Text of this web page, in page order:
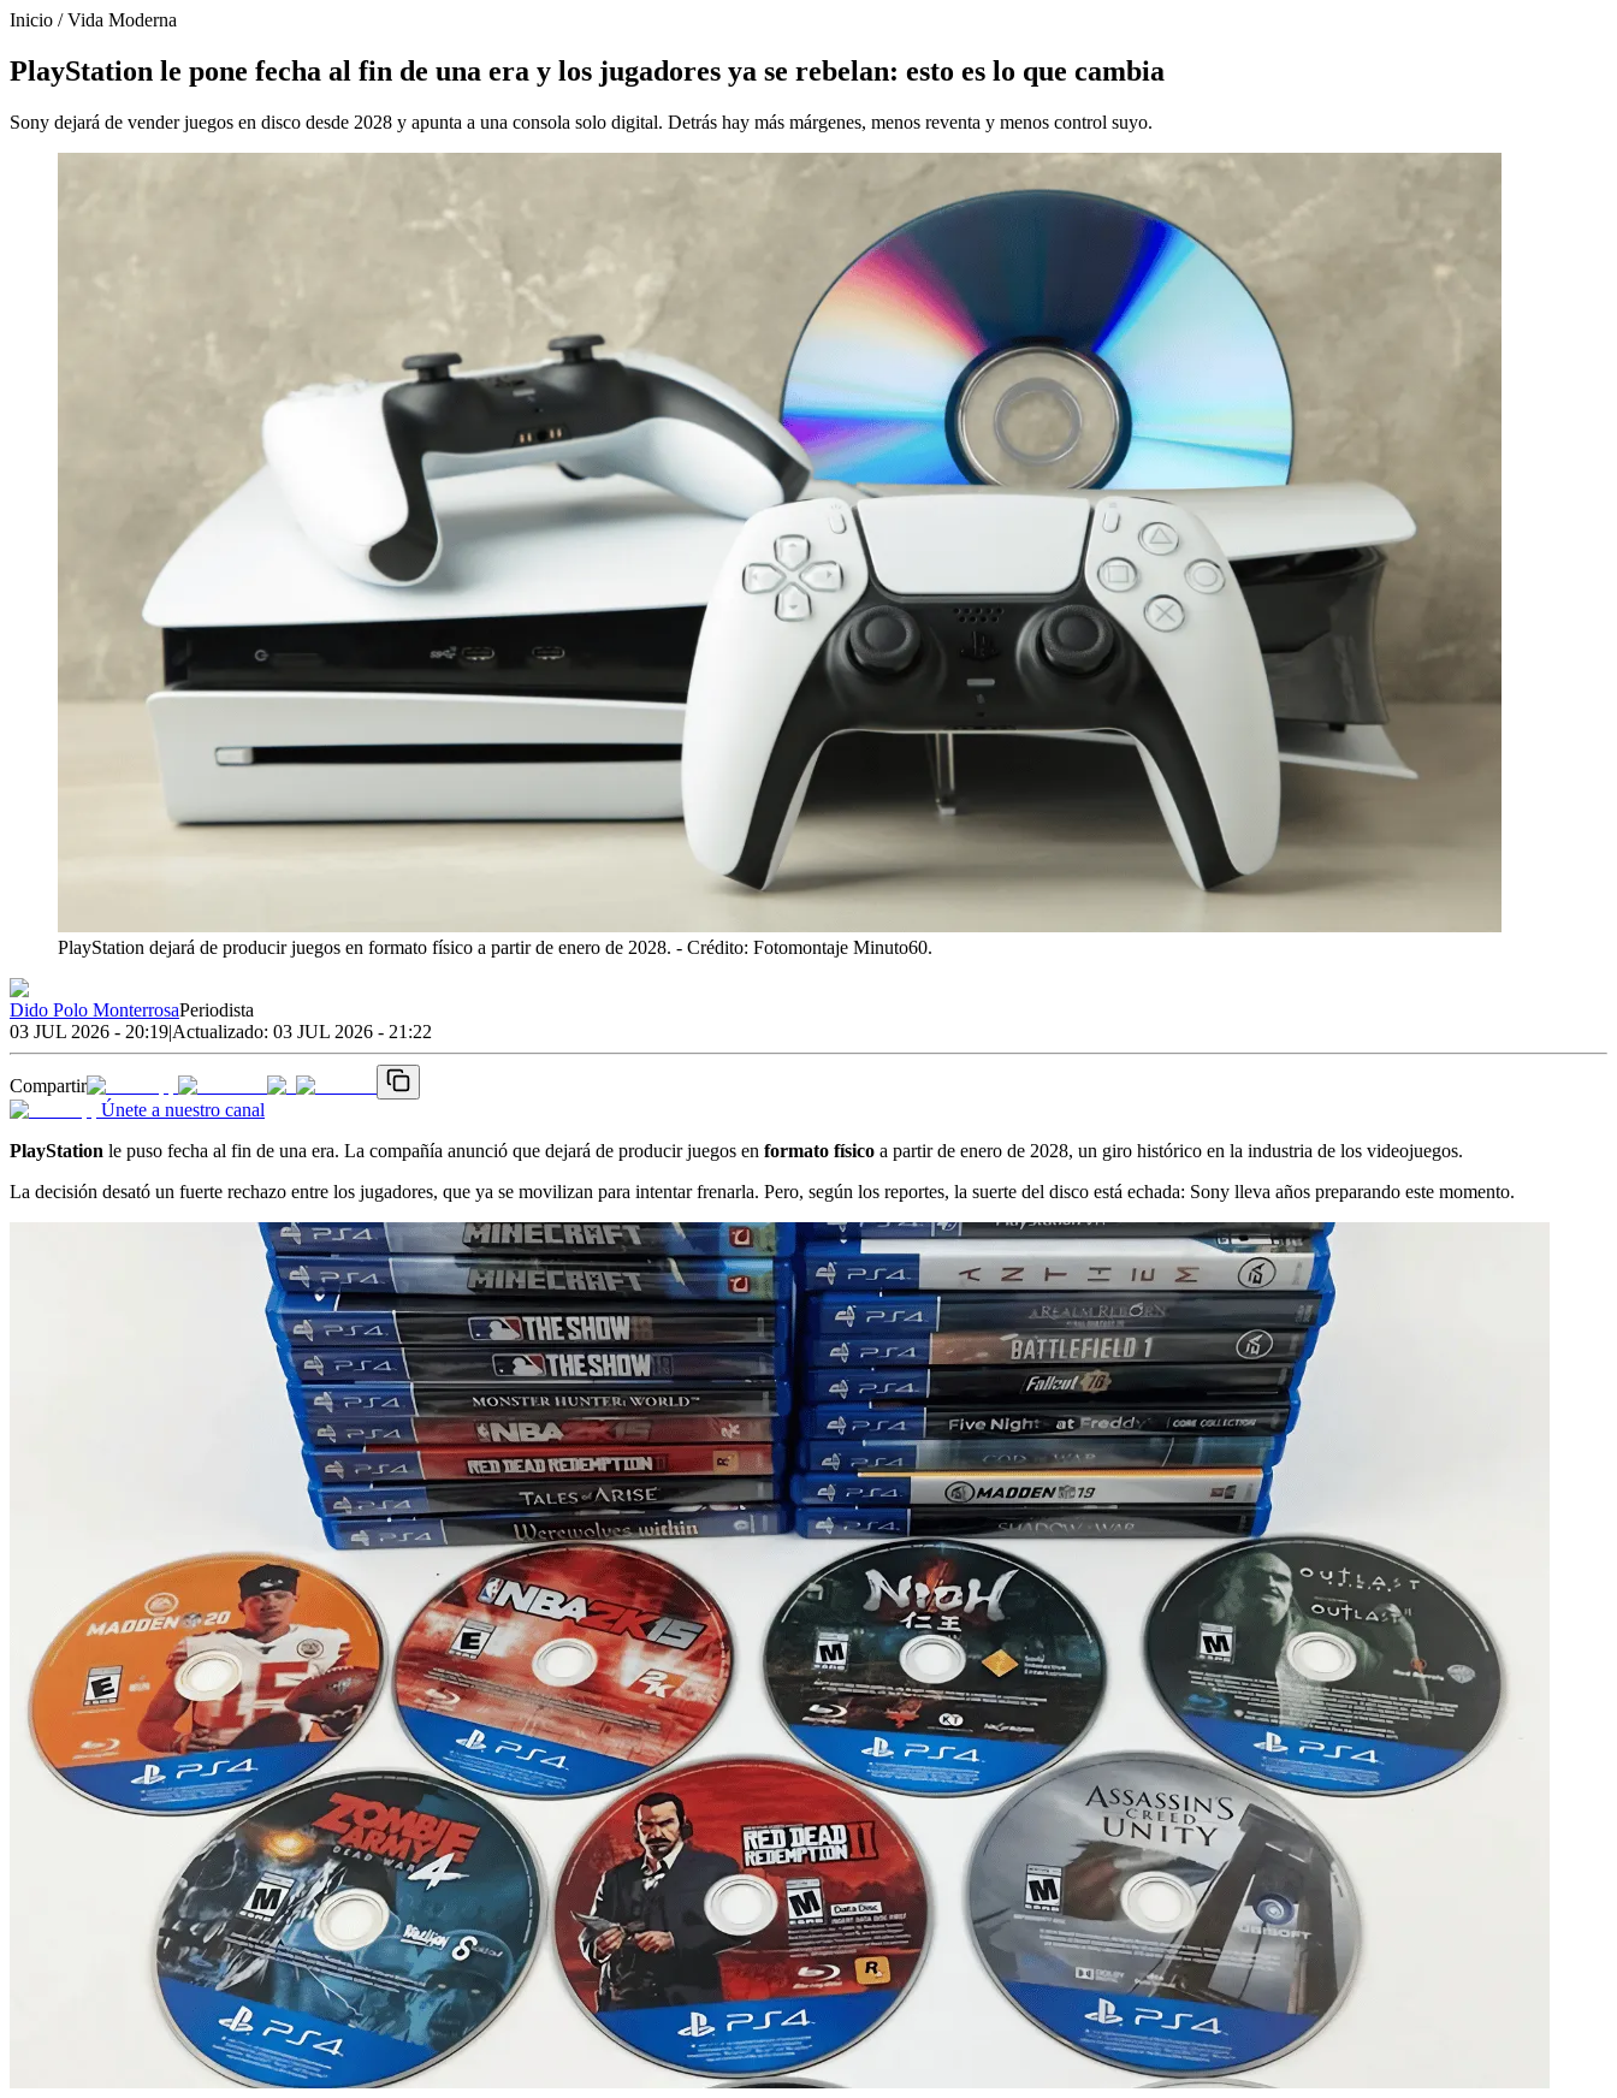
Inicio /Vida Moderna
PlayStation le pone fecha al fin de una era y los jugadores ya se rebelan: esto es lo que cambia
Sony dejará de vender juegos en disco desde 2028 y apunta a una consola solo digital. Detrás hay más márgenes, menos reventa y menos control suyo.
PlayStation dejará de producir juegos en formato físico a partir de enero de 2028. - Crédito: Fotomontaje Minuto60.
Dido Polo MonterrosaPeriodista
03 JUL 2026 - 20:19|Actualizado: 03 JUL 2026 - 21:22
Compartir
Únete a nuestro canal
PlayStation le puso fecha al fin de una era. La compañía anunció que dejará de producir juegos en formato físico a partir de enero de 2028, un giro histórico en la industria de los videojuegos.
La decisión desató un fuerte rechazo entre los jugadores, que ya se movilizan para intentar frenarla. Pero, según los reportes, la suerte del disco está echada: Sony lleva años preparando este momento.